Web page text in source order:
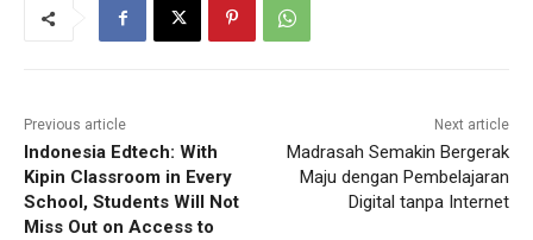
Previous article
Indonesia Edtech: With
Kipin Classroom in Every
School, Students Will Not
Miss Out on Access to
Next article
Madrasah Semakin Bergerak
Maju dengan Pembelajaran
Digital tanpa Internet